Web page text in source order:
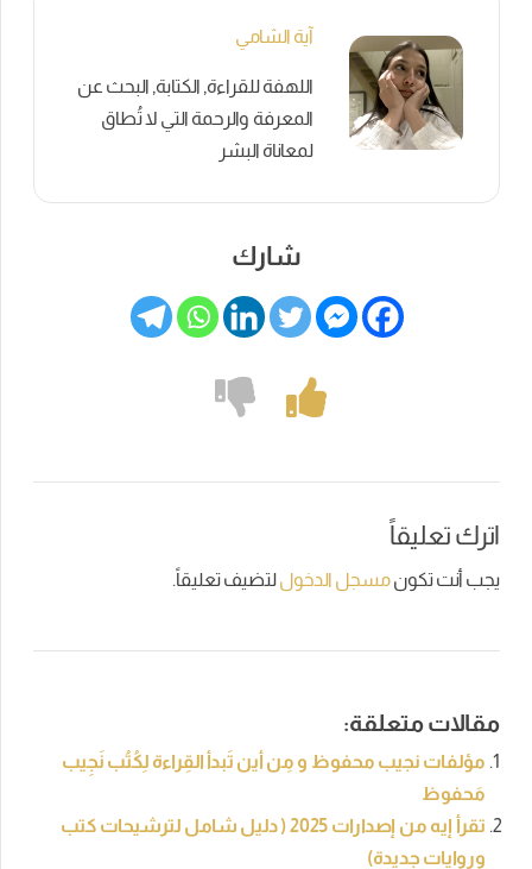
آية الشامي
اللهفة للقراءة, الكتابة, البحث عن
المعرفة والرحمة التي لا تُطاق
لمعاناة البشر
شارك
اترك تعليقاً
يجب أنت تكونمسجل الدخوللتضيف تعليقاً.
مقالات متعلقة:
مؤلفات نجيب محفوظ و مِن أين تَبدأ القِراءة لِكُتُب نَجِيب
مَحفوظ
تقرأ إيه من إصدارات 2025 ( دليل شامل لترشيحات كتب
وروايات جديدة)